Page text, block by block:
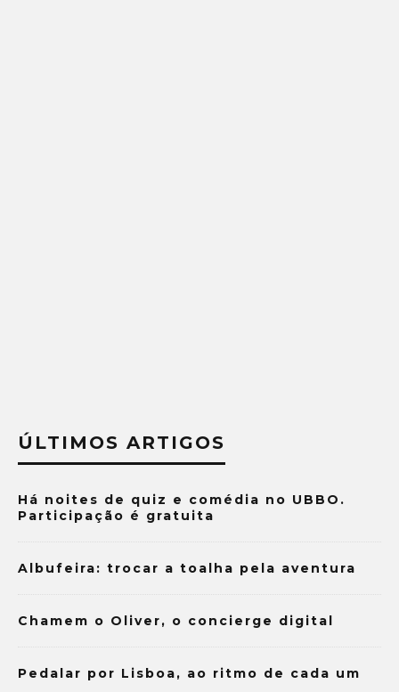
ÚLTIMOS ARTIGOS
Há noites de quiz e comédia no UBBO.
Participação é gratuita
Albufeira: trocar a toalha pela aventura
Chamem o Oliver, o concierge digital
Pedalar por Lisboa, ao ritmo de cada um